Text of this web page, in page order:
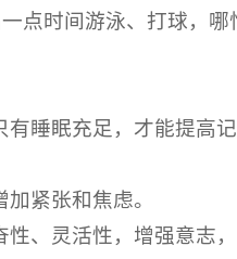
点时间游泳、打球，哪
睡眠充足，才能提高
紧张和焦虑。
、灵活性，增强意志